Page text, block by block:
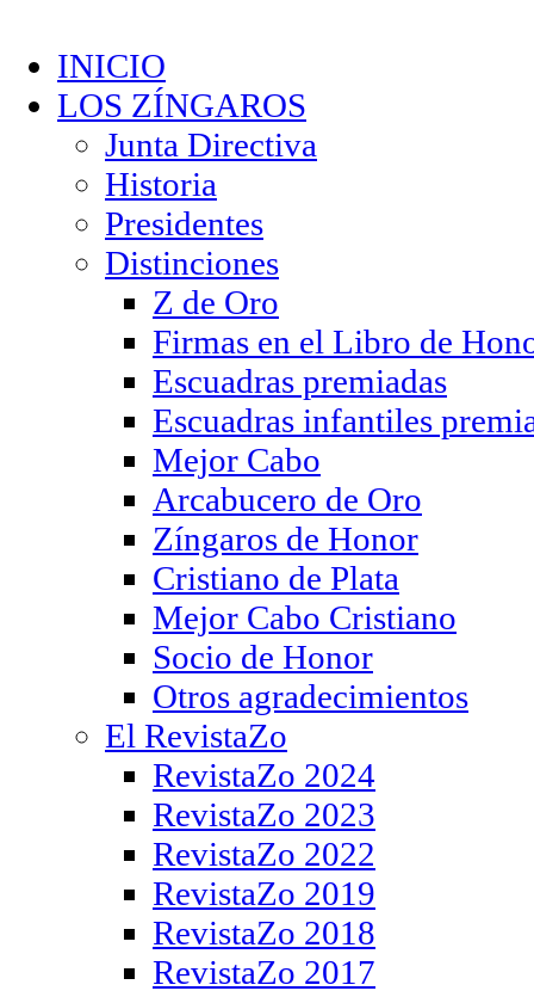
INICIO
LOS ZÍNGAROS
Junta Directiva
Historia
Presidentes
Distinciones
Z de Oro
Firmas en el Libro de
Escuadras premiadas
Escuadras infantiles
Mejor Cabo
Arcabucero de Oro
Zíngaros de Honor
Cristiano de Plata
Mejor Cabo Cristiano
Socio de Honor
Otros agradecimientos
El RevistaZo
RevistaZo 2024
RevistaZo 2023
RevistaZo 2022
RevistaZo 2019
RevistaZo 2018
RevistaZo 2017